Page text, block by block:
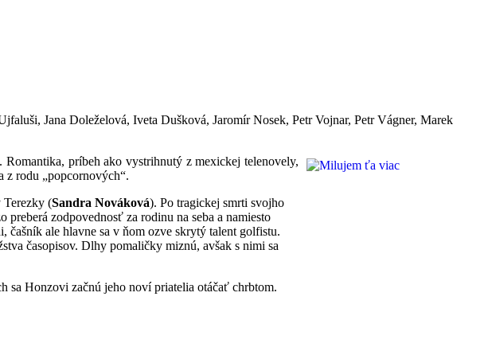
Jana Doleželová, Iveta Dušková, Jaromír Nosek, Petr Vojnar, Petr Vágner, Marek
príbeh ako vystrihnutý z mexickej telenovely,
z rodu „popcornových“.
Terezky (Sandra Nováková). Po tragickej smrti svojho
zodpovednosť za rodinu na seba a namiesto
ale hlavne sa v ňom ozve skrytý talent golfistu.
časopisov. Dlhy pomaličky miznú, avšak s nimi sa
sa Honzovi začnú jeho noví priatelia otáčať chrbtom.